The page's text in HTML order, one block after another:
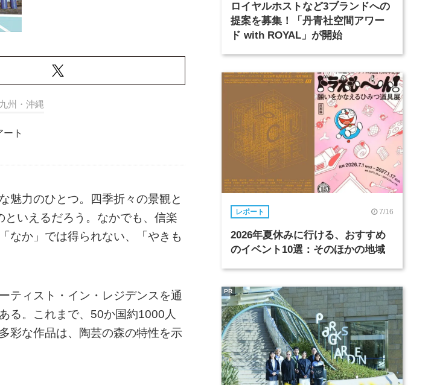
九州・沖縄
ート
魅力のひとつ。四季折々の景観と
いえるだろう。なかでも、信楽
なか」では得られない、「やきも
ティスト・イン・レジデンスを通
る。これまで、50か国約1000人
彩な作品は、陶芸の森の特性を示
ロイヤルホストなど3ブランドへの
提案を募集！「丹青社空間アワー
ド with ROYAL」が開始
レポート 7/16
2026年夏休みに行ける、おすすめ
のイベント10選：そのほかの地域
PR